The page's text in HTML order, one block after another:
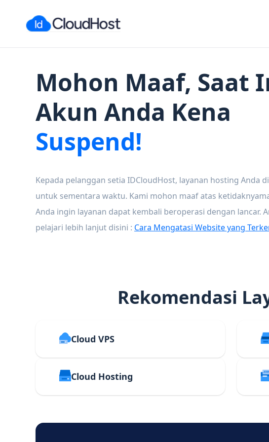
Mohon Maaf, Saat
Akun Anda Kena
Suspend!
Kepada pelanggan setia IDCloudHost, layanan hosting Anda
untuk sementara waktu. Kami mohon maaf atas
Anda ingin layanan dapat kembali beroperasi dengan lancar.
pelajari lebih lanjut disini : Cara Mengatasi Website yang
Rekomendasi
Cloud VPS
Cloud Hosting